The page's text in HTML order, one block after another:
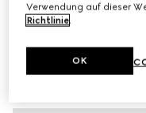
Verwendung auf dieser
Richtlinie.
OK